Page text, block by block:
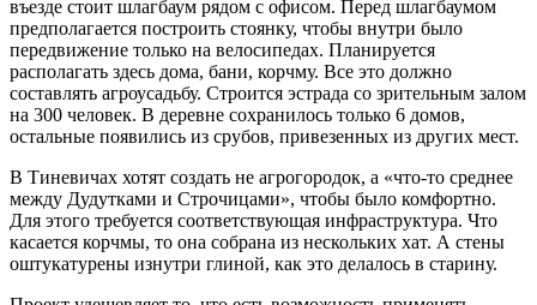
въезде стоит шлагбаум рядом с офисом. Перед шлагбаумом
предполагается построить стоянку, чтобы внутри было
передвижение только на велосипедах. Планируется
располагать здесь дома, бани, корчму. Все это должно
составлять агроусадьбу. Строится эстрада со зрительным залом
на 300 человек. В деревне сохранилось только 6 домов,
остальные появились из срубов, привезенных из других мест.
В Тиневичах хотят создать не агрогородок, а «что-то среднее
между Дудутками и Строчицами», чтобы было комфортно.
Для этого требуется соответствующая инфраструктура. Что
касается корчмы, то она собрана из нескольких хат. А стены
оштукатурены изнутри глиной, как это делалось в старину.